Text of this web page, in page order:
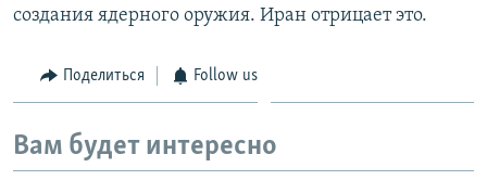
создания ядерного оружия. Иран отрицает это.
Поделиться Follow us
Вам будет интересно